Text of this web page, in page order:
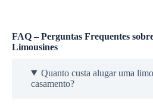
FAQ – Perguntas Frequentes
Limousines
Quanto custa alugar uma
casamento?